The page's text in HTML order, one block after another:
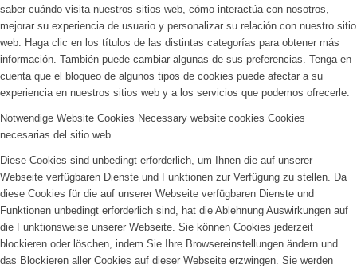
saber cuándo visita nuestros sitios web, cómo interactúa con nosotros,
mejorar su experiencia de usuario y personalizar su relación con nuestro sitio
web. Haga clic en los títulos de las distintas categorías para obtener más
información. También puede cambiar algunas de sus preferencias. Tenga en
cuenta que el bloqueo de algunos tipos de cookies puede afectar a su
experiencia en nuestros sitios web y a los servicios que podemos ofrecerle.
Notwendige Website Cookies Necessary website cookies Cookies
necesarias del sitio web
Diese Cookies sind unbedingt erforderlich, um Ihnen die auf unserer
Webseite verfügbaren Dienste und Funktionen zur Verfügung zu stellen. Da
diese Cookies für die auf unserer Webseite verfügbaren Dienste und
Funktionen unbedingt erforderlich sind, hat die Ablehnung Auswirkungen auf
die Funktionsweise unserer Webseite. Sie können Cookies jederzeit
blockieren oder löschen, indem Sie Ihre Browsereinstellungen ändern und
das Blockieren aller Cookies auf dieser Webseite erzwingen. Sie werden